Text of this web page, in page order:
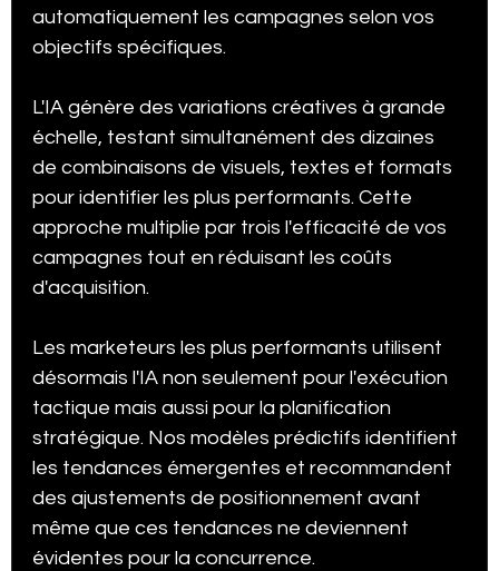
automatiquement les campagnes selon vos
objectifs spécifiques.
L'IA génère des variations créatives à grande
échelle, testant simultanément des dizaines
de combinaisons de visuels, textes et formats
pour identifier les plus performants. Cette
approche multiplie par trois l'efficacité de vos
campagnes tout en réduisant les coûts
d'acquisition.
Les marketeurs les plus performants utilisent
désormais l'IA non seulement pour l'exécution
tactique mais aussi pour la planification
stratégique. Nos modèles prédictifs identifient
les tendances émergentes et recommandent
des ajustements de positionnement avant
même que ces tendances ne deviennent
évidentes pour la concurrence.